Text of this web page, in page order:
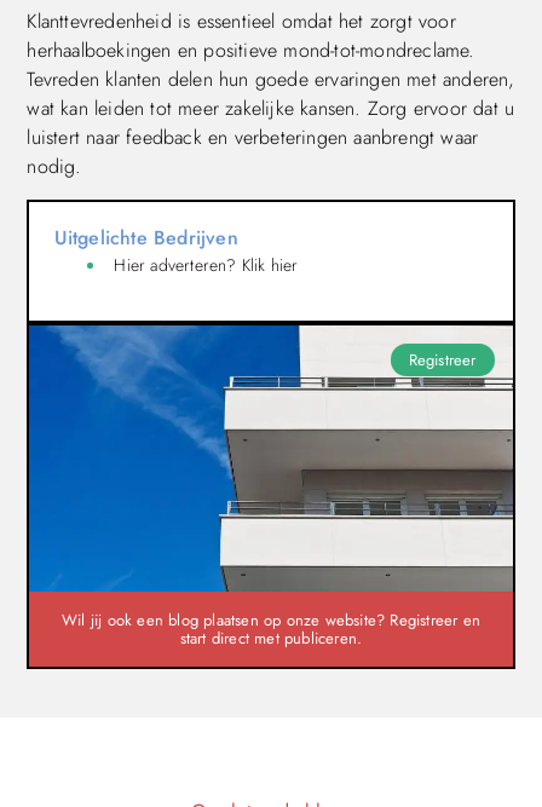
Klanttevredenheid is essentieel omdat het zorgt voor
herhaalboekingen en positieve mond-tot-mondreclame.
Tevreden klanten delen hun goede ervaringen met anderen,
wat kan leiden tot meer zakelijke kansen. Zorg ervoor dat u
luistert naar feedback en verbeteringen aanbrengt waar
nodig.
Uitgelichte Bedrijven
Hier adverteren? Klik hier
Registreer
Wil jij ook een blog plaatsen op onze website? Registreer en
start direct met publiceren.